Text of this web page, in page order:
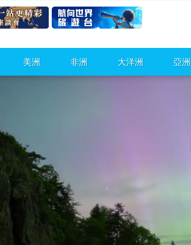
美洲 非洲 大洋洲 亞洲